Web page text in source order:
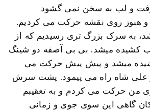
و لب به سخن نمی گشود
و هنوز روی نقشه حرکت می کردیم.
به سرک بزرگ تری رسیدیم که از
کشیده میشد. بی بی آصفه دو شینگ
میشد و پیش پیش حرکت می
علی شاه راه می پیمود. پشت سرش
من حرکت می کردم و به تعقیبم
گاهی این سوی جوی و زمانی